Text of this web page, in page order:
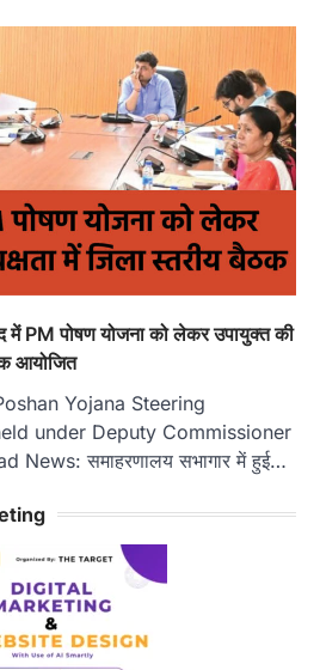
PM पोषण योजना को लेकर उपायुक्त की
आयोजित
Yojana Steering
under Deputy Commissioner
News: समाहरणालय सभागार में हुई…